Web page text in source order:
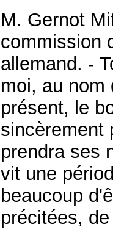
M. Gernot
commission
allemand. -
moi, au nom
présent, le
sincèrement
prendra ses
vit une
beaucoup
précitées,